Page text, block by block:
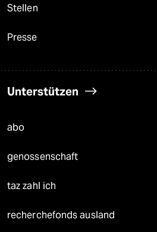
Stellen
Presse
Unterstützen
abo
genossenschaft
taz zahl ich
recherchefonds ausland